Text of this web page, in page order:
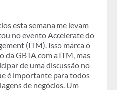
esta semana me levam
no evento Accelerate do
(ITM). Isso marca o
da GBTA com a ITM, mas
de uma discussão no
é importante para todos
de negócios. Um